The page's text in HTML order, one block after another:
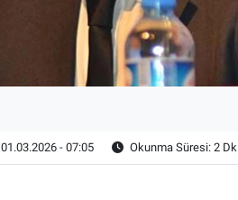
01.03.2026 - 07:05 Okunma Süresi: 2 Dk